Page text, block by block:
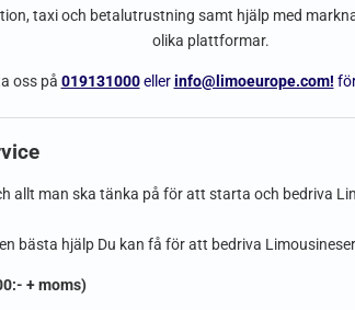
taxi och betalutrustning samt hjälp med
olika plattformar.
oss på 019131000ellerinfo@limoeurope.com!
allt man ska tänka på för att starta och bedriva
bästa hjälp Du kan få för att bedriva
+ moms)